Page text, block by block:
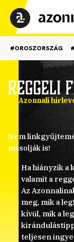
#OROSZORSZÁG
Az Azonnali
Nem
másolják is!
Ha hiányzik a
valamit a
Az
meg, mik a
kívül, mik a
teljesen